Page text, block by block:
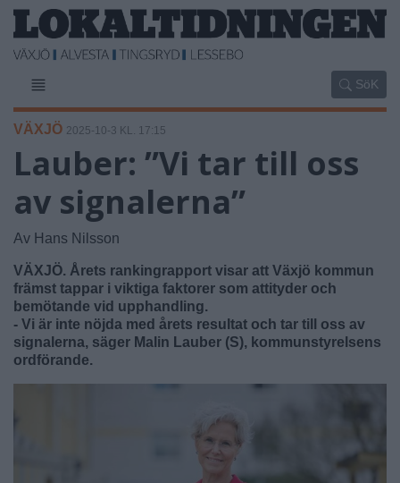
SöK
VÄXJÖ 2025-10-3 KL. 17:15
Lauber: ”Vi tar till oss
av signalerna”
Av Hans Nilsson
VÄXJÖ. Årets rankingrapport visar att Växjö kommun
främst tappar i viktiga faktorer som attityder och
bemötande vid upphandling.
- Vi är inte nöjda med årets resultat och tar till oss av
signalerna, säger Malin Lauber (S), kommunstyrelsens
ordförande.